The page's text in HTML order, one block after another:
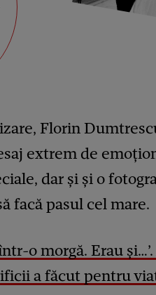
Florin
extrem de
dar și și o
facă pasul cel mare.
o morgă. Erau
a făcut pentru